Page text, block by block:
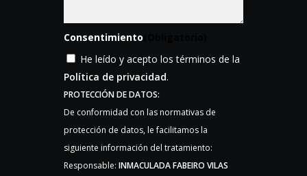
Consentimiento
He leído y acepto los términos de la
Política de privacidad.
PROTECCIÓN DE DATOS:
De conformidad con las normativas de
protección de datos, le facilitamos la
siguiente información del tratamiento:
Responsable:INMACULADA FABEIRO VILAS